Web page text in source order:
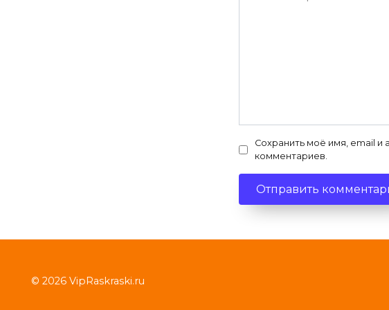
Сохранить моё имя, email и
комментариев.
© 2026 VipRaskraski.ru